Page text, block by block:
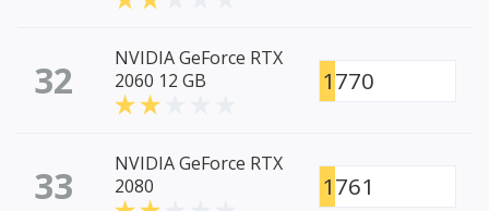
32
NVIDIA GeForce RTX
2060 12 GB
1770
33
NVIDIA GeForce RTX
2080
1761